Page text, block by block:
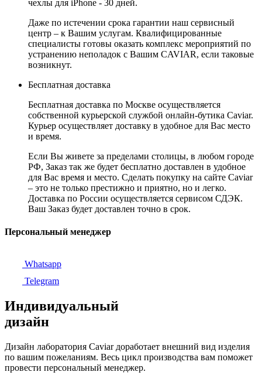
чехлы для iPhone - 30 дней.
Даже по истечении срока гарантии наш сервисный
центр – к Вашим услугам. Квалифицированные
специалисты готовы оказать комплекс мероприятий по
устранению неполадок с Вашим CAVIAR, если таковые
возникнут.
Бесплатная доставка
Бесплатная доставка по Москве осуществляется
собственной курьерской службой онлайн-бутика Caviar.
Курьер осуществляет доставку в удобное для Вас место
и время.
Если Вы живете за пределами столицы, в любом городе
РФ, Заказ так же будет бесплатно доставлен в удобное
для Вас время и место. Сделать покупку на сайте Caviar
– это не только престижно и приятно, но и легко.
Доставка по России осуществляется сервисом СДЭК.
Ваш Заказ будет доставлен точно в срок.
Персональный менеджер
Whatsapp
Telegram
Индивидуальный
дизайн
Дизайн лаборатория Caviar доработает внешний вид изделия
по вашим пожеланиям. Весь цикл производства вам поможет
провести персональный менеджер.